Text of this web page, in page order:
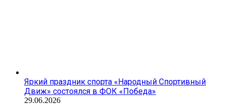
Яркий праздник спорта «Народный Спортивный
Движ» состоялся в ФОК «Победа»
29.06.2026